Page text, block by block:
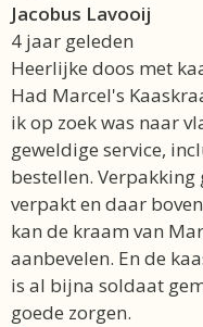
Jacobus Lavooij
4 jaar geleden
Heerlijke doos met
Had Marcel's
ik op zoek was naar
geweldige service,
bestellen.
verpakt en daar
kan de kraam van
aanbevelen. En de
is al bijna soldaat
goede zorgen.